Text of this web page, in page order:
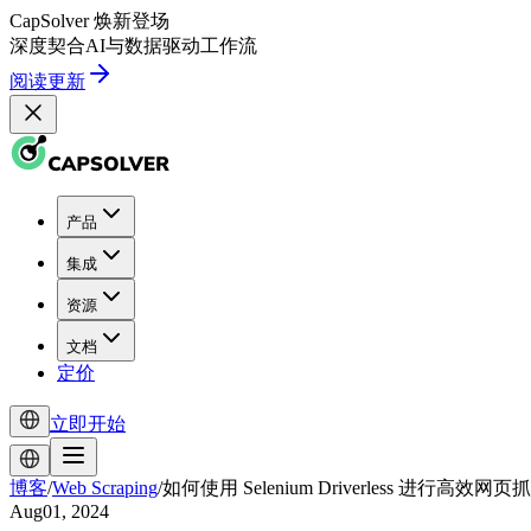
CapSolver 焕新登场
深度契合AI与数据驱动工作流
阅读更新
产品
集成
资源
文档
定价
立即开始
博客/Web Scraping/如何使用 Selenium Driverless 进行高效网页
Aug01, 2024